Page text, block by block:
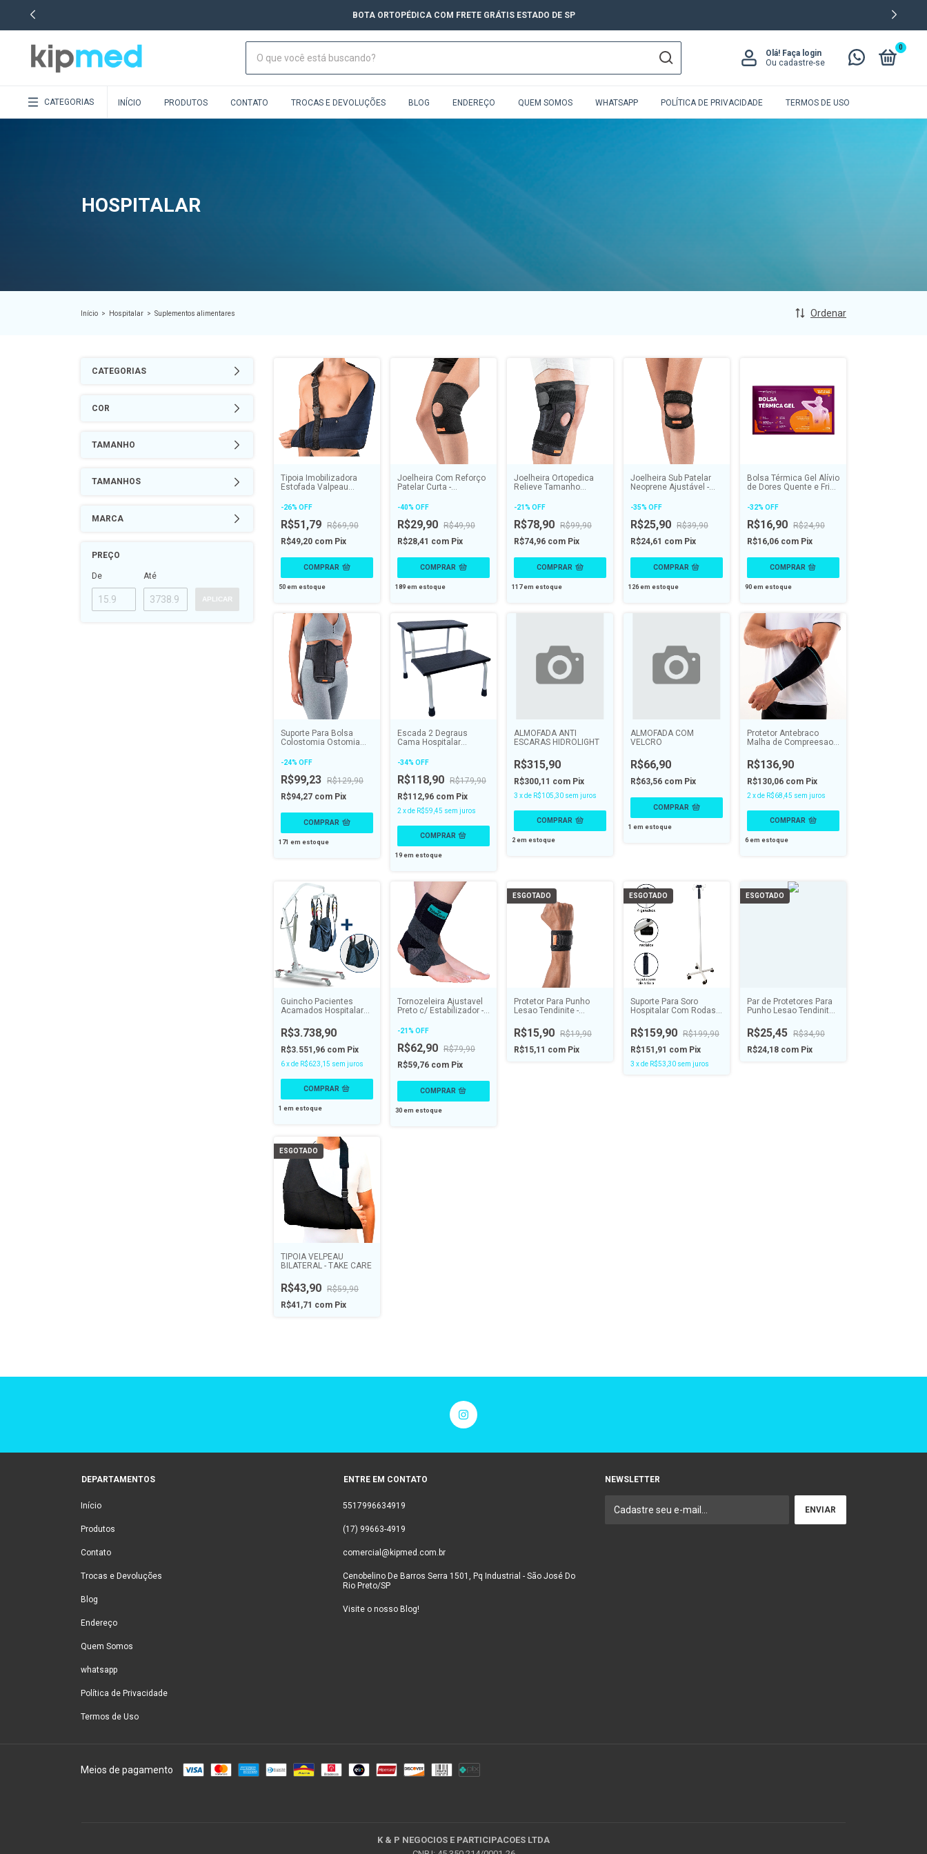
BOTA ORTOPÉDICA COM FRETE GRÁTIS ESTADO DE SP
Olá! Faça login
Ou cadastre-se
0
CATEGORIAS INÍCIO PRODUTOS CONTATO TROCAS E DEVOLUÇÕES BLOG ENDEREÇO QUEM SOMOS WHATSAPP POLÍTICA DE PRIVACIDADE TERMOS DE USO
HOSPITALAR
Início > Hospitalar > Suplementos alimentares Ordenar
CATEGORIAS
COR
TAMANHO
TAMANHOS
MARCA
PREÇO
De Até
APLICAR
Tipoia Imobilizadora
Estofada Valpeau
-26% OFF
R$51,79 R$69,90
R$49,20 com Pix
COMPRAR
50em estoque
Joelheira Com Reforço
Patelar Curta -
-40% OFF
R$29,90 R$49,90
R$28,41 com Pix
COMPRAR
189em estoque
Joelheira Ortopedica
Relieve Tamanho
-21% OFF
R$78,90 R$99,90
R$74,96 com Pix
COMPRAR
117em estoque
Joelheira Sub Patelar
Neoprene Ajustável -
-35% OFF
R$25,90 R$39,90
R$24,61 com Pix
126em estoque
Bolsa Térmica Gel Alívio
de Dores Quente e Frio -
-32% OFF
R$16,90 R$24,90
R$16,06 com Pix
90em estoque
Suporte Para Bolsa
Colostomia Ostomia
-24% OFF
R$99,23 R$129,90
R$94,27 com Pix
COMPRAR
171 em estoque
Escada 2 Degraus
Cama Hospitalar
ALO
-34% OFF
R$118,90 R$179,90
R$112,96 com Pix
2 xde R$59,45 sem juros
19em estoque
ALMOFADA ANTI
ESCARAS HIDROLIGHT
R$315,90
R$300,11 com Pix
3 xde R$105,30 sem juros
COMPRAR
2em estoque
ALMOFADA COM
VELCRO
R$66,90
R$63,56 com Pix
COMPRAR
1 em estoque
Protetor Antebraco
Malha de Compreesao
R$136,90
R$130,06 com Pix
2 xde R$68,45 sem juros
COMPRAR
6em estoque
Guincho Pacientes
Acamados Hospitalar
D5000 - DELLAMED
R$3.738,90
R$3.551,96 com Pix
6xde R$623,15 sem juros
1 em estoque
Tornozeleira Ajustavel
Preto c/ Estabilizador -
-21% OFF
R$62,90 R$79,90
R$59,76 com Pix
30em estoque
ESGOTADO
Protetor Para Punho
Lesao Tendinite -
R$15,90 R$19,90
R$15,11 com Pix
ESGOTADO
Suporte Para Soro
Hospitalar Com Rodas e
ALO
R$159,90 R$199,90
R$151,91 com Pix
3 xde R$53,30 sem juros
ESGOTADO
Par de Protetores Para
Punho Lesao Tendinite -
R$25,45 R$34,90
R$24,18 com Pix
ESGOTADO
TIPOIA VELPEAU
BILATERAL - TAKE CARE
R$43,90 R$59,90
R$41,71 com Pix
DEPARTAMENTOS
Início
Produtos
Contato
Trocas e Devoluções
Blog
Endereço
Quem Somos
whatsapp
Política de Privacidade
Termos de Uso
ENTRE EM CONTATO
5517996634919
(17) 99663-4919
comercial@kipmed.com.br
Cenobelino De Barros Serra 1501, Pq Industrial - São José Do
Rio Preto/SP
Visite o nosso Blog!
NEWSLETTER
Meios de pagamento
K & P NEGOCIOS E PARTICIPACOES LTDA